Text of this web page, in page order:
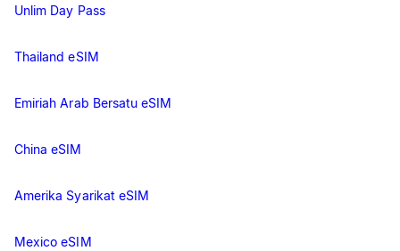
Unlim Day Pass
Thailand eSIM
Emiriah Arab Bersatu eSIM
China eSIM
Amerika Syarikat eSIM
Mexico eSIM